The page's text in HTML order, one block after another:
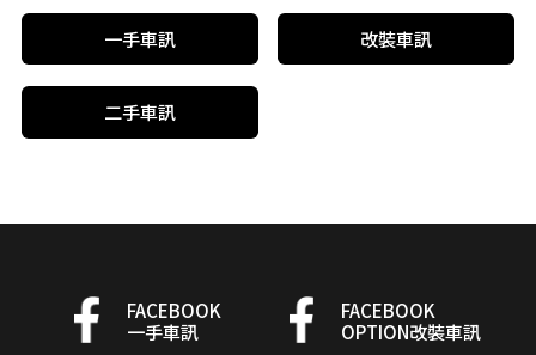
一手車訊 改裝車訊
二手車訊
FACEBOOK
一手車訊
FACEBOOK
OPTION改裝車訊